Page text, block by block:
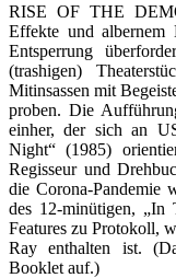
RISE OF THE
Effekte und albernem
Entsperrung
(trashigen)
Mitinsassen mit
proben. Die
einher, der sich an
Night“ (1985)
Regisseur und
die Corona-Pandemie
des 12-minütigen, „In
Features zu Protokoll,
Ray enthalten ist.
Booklet auf.)